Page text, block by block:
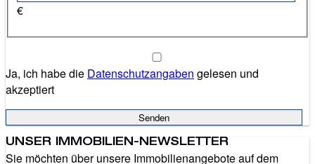
€
Ja, ich habe die Datenschutzangaben gelesen und
akzeptiert
UNSER IMMOBILIEN-NEWSLETTER
Sie möchten über unsere Immobilienangebote auf dem